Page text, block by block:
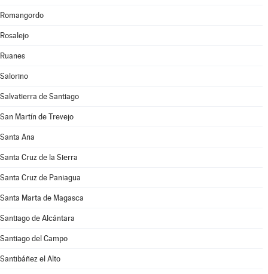
Romangordo
Rosalejo
Ruanes
Salorino
Salvatierra de Santiago
San Martín de Trevejo
Santa Ana
Santa Cruz de la Sierra
Santa Cruz de Paniagua
Santa Marta de Magasca
Santiago de Alcántara
Santiago del Campo
Santibáñez el Alto